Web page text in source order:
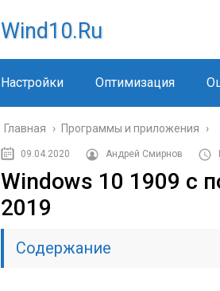
Wind10.ru
Настройки Оптимизация
Главная › Программы и приложения ›
09.04.2020 Андрей Смирнов
Windows 10 1909 с
2019
Содержание